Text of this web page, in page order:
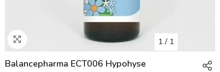
1 / 1
Balancepharma ECT006 Hypohyse